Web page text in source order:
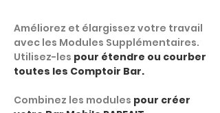
Améliorez et élargissez votre travail
avec les Modules Supplémentaires.
Utilisez-les pour étendre ou courber
toutes les Comptoir Bar.
Combinez les modules pour créer